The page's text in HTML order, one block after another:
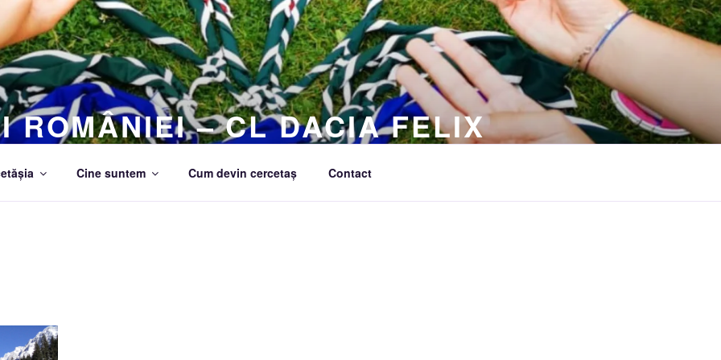
ROMÂNIEI – CL DACIA FELIX
Cine suntem Cum devin cercetaș Contact